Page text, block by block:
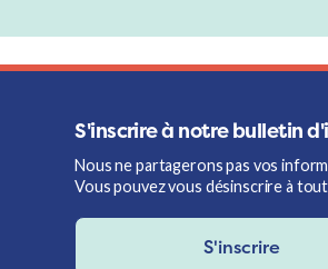
S'inscrire à notre bulletin
Nous ne partagerons pas vos
Vous pouvez vous désinscrire à
S'inscrire